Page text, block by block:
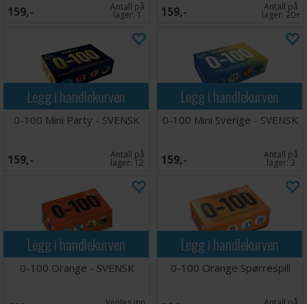
159,- Antall på
lager:1 159,- Antall på
lager: 20+
Legg i handlekurven
0-100 Mini Party - SVENSK
159,- Antall på
lager: 12
Legg i handlekurven
0-100 Mini Sverige - SVENSK
159,- Antall på
lager:3
Legg i handlekurven
0-100 Orange - SVENSK
Legg i handlekurven
0-100 Orange Spørrespill